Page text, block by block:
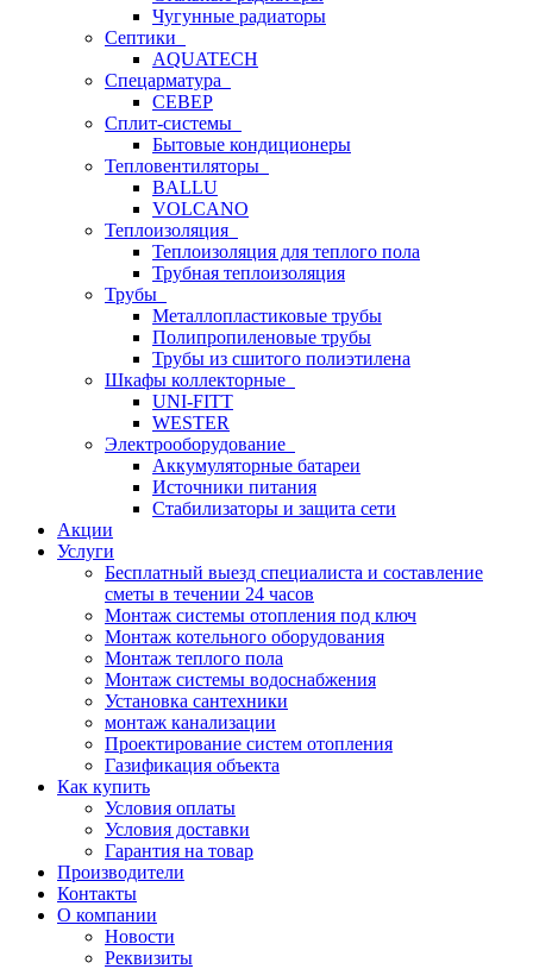
Чугунные радиаторы
Септики
AQUATECH
Спецарматура
СЕВЕР
Сплит-системы
Бытовые кондиционеры
Тепловентиляторы
BALLU
VOLCANO
Теплоизоляция
Теплоизоляция для теплого пола
Трубная теплоизоляция
Трубы
Металлопластиковые трубы
Полипропиленовые трубы
Трубы из сшитого полиэтилена
Шкафы коллекторные
UNI-FITT
WESTER
Электрооборудование
Аккумуляторные батареи
Источники питания
Стабилизаторы и защита сети
Акции
Услуги
Бесплатный выезд специалиста и составление
сметы в течении 24 часов
Монтаж системы отопления под ключ
Монтаж котельного оборудования
Монтаж теплого пола
Монтаж системы водоснабжения
Установка сантехники
монтаж канализации
Проектирование систем отопления
Газификация объекта
Как купить
Условия оплаты
Условия доставки
Гарантия на товар
Производители
Контакты
О компании
Новости
Реквизиты